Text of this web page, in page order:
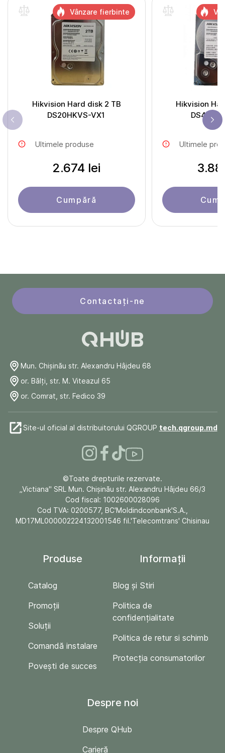
Hikvision Hard disk 2 TB
DS20HKVS-VX1
Ultimele produse
2.674 lei
Cumpără
Vânzare fierbinte
Hikvision
Ultimele
Contactați-ne
Mun. Chişinău str. Alexandru Hâjdeu 68
or. Bălți, str. M. Viteazul 65
or. Comrat, str. Fedico 39
Site-ul oficial al distribuitorului QGROUP tech.qgroup.md
©Toate drepturile rezervate.
„Victiana" SRL Mun. Chişinău str. Alexandru Hâjdeu 66/3
Cod fiscal: 1002600028096
Cod TVA: 0200577, BC'Moldindconbank'S.A.,
MD17ML000002224132001546 fil.'Telecomtrans' Chisinau
Produse
Catalog
Promoții
Soluții
Comandă instalare
Povești de succes
Informații
Blog și Stiri
Politica de
confidențialitate
Politica de retur si schimb
Protecția consumatorilor
Despre noi
Despre QHub
Carieră